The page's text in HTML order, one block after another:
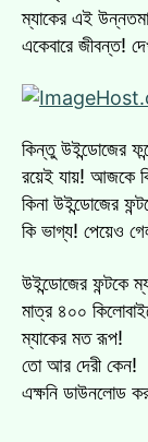
ম্যাকের এই
একেবারে জীবন্ত!
কিন্তু উইন্ডোজের
রয়েই যায়! আজকে
কিনা উইন্ডোজের
কি ভাগ্য! পেয়েও
উইন্ডোজের ফন্টকে
মাত্র ৪০০
ম্যাকের মত রূপ!
তো আর দেরী কেন!
এক্ষনি ডাউনলোড